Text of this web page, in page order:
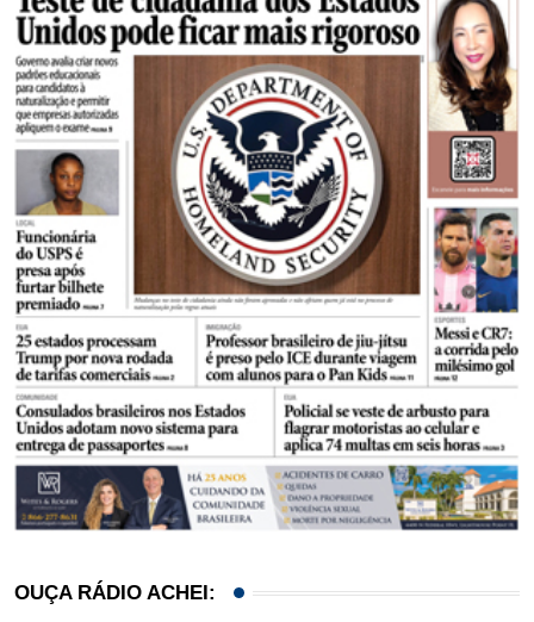
OUÇA RÁDIO ACHEI: